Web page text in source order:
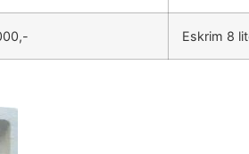
Eskrim 8